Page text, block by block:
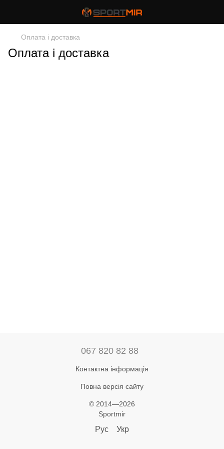
Оплата і доставка
Оплата і доставка
067 820 82 88
Контактна інформація
Повна версія сайту
© 2014—2026
Sportmir
Рус Укр